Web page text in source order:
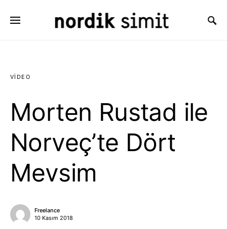
VIDEO
Morten Rustad ile
Norveç’te Dört
Mevsim
Freelance
10 Kasım 2018